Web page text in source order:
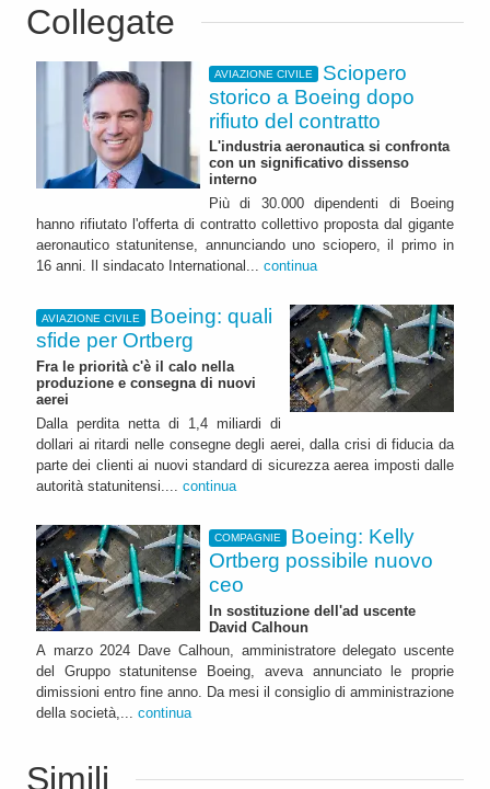
Collegate
AVIAZIONE CIVILE
Sciopero
storico a Boeing dopo
rifiuto del contratto
L'industria aeronautica si confronta
con un significativo dissenso
interno
Più di 30.000 dipendenti di Boeing
hanno rifiutato l'offerta di contratto collettivo proposta dal gigante
aeronautico statunitense, annunciando uno sciopero, il primo in
16 anni. Il sindacato International... continua
AVIAZIONE CIVILE
Boeing: quali
sfide per Ortberg
Fra le priorità c'è il calo nella
produzione e consegna di nuovi
aerei
Dalla perdita netta di 1,4 miliardi di
dollari ai ritardi nelle consegne degli aerei, dalla crisi di fiducia da
parte dei clienti ai nuovi standard di sicurezza aerea imposti dalle
autorità statunitensi.... continua
COMPAGNIE
Boeing: Kelly
Ortberg possibile nuovo
ceo
In sostituzione dell'ad uscente
David Calhoun
A marzo 2024 Dave Calhoun, amministratore delegato uscente
del Gruppo statunitense Boeing, aveva annunciato le proprie
dimissioni entro fine anno. Da mesi il consiglio di amministrazione
della società,... continua
Simili